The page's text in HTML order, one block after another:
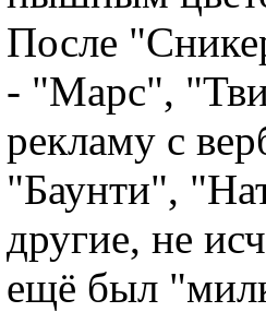
После
- "Марс",
рекламу с
"Баунти",
другие, не
ещё был